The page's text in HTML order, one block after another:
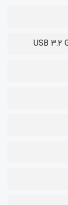
USB 3.2